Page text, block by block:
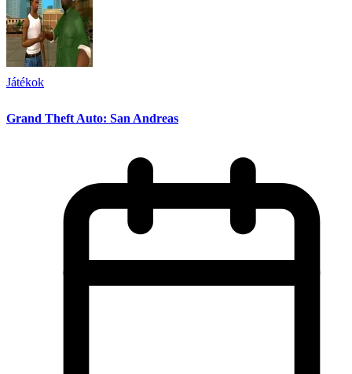
Játékok
Grand Theft Auto: San Andreas